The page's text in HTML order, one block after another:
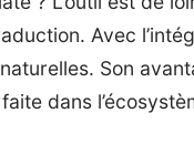
Avec
Son
dans